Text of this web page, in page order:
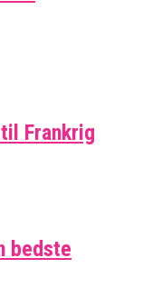
Frankrig
bedste